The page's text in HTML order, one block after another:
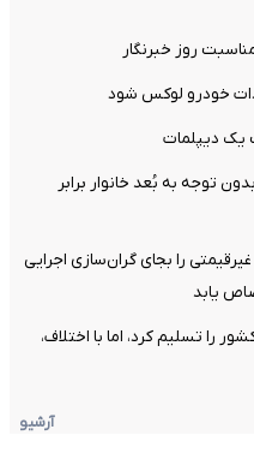
روز خبرنگار
خودرو لوکس شود
یک دیپلمات
توجه به بُعد خانوار برابر
را بجای گران‌سازی اجرایی
یابد
را تسلیم کرد، اما با اختلاف،
آرشیو